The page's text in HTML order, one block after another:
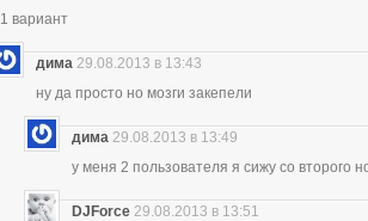
1 вариант
дима 29.08.2013 в 13:43
ну да просто но мозги закепели
дима 29.08.2013 в 13:49
у меня 2 пользователя я сижу со второго
DJForce 29.08.2013 в 13:51